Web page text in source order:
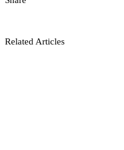
Related Articles